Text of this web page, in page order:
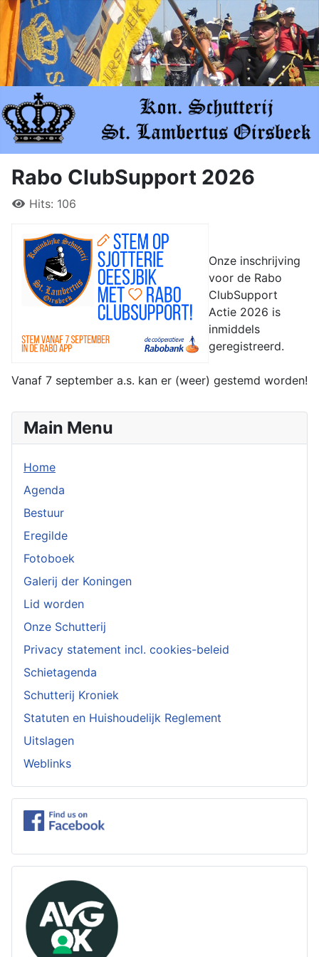
Main Menu
Home
Agenda
Bestuur
Eregilde
Fotoboek
Galerij der Koningen
Lid worden
Onze Schutterij
Privacy statement incl. cookies-beleid
Schietagenda
Schutterij Kroniek
Statuten en Huishoudelijk Reglement
Uitslagen
Weblinks
Rabo ClubSupport 2026
Hits: 106
Onze inschrijving
voor de Rabo
ClubSupport
Actie 2026 is
inmiddels
geregistreerd.
Vanaf 7 september a.s. kan er (weer) gestemd worden!